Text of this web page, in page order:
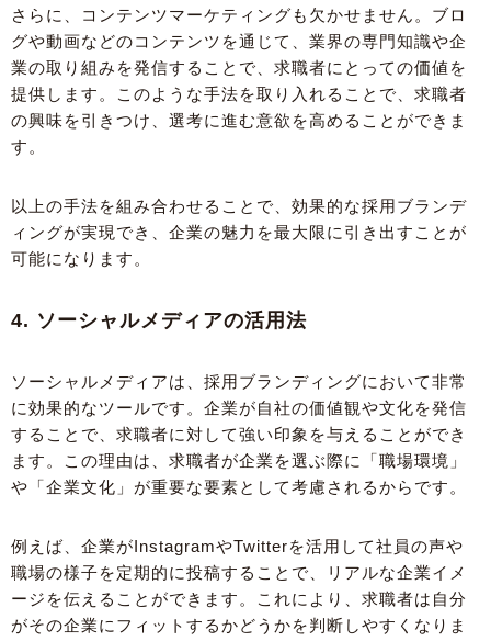
さらに、コンテンツマーケティングも欠かせません。ブロ
グや動画などのコンテンツを通じて、業界の専門知識や企
業の取り組みを発信することで、求職者にとっての価値を
提供します。このような手法を取り入れることで、求職者
の興味を引きつけ、選考に進む意欲を高めることができま
す。
以上の手法を組み合わせることで、効果的な採用ブランデ
ィングが実現でき、企業の魅力を最大限に引き出すことが
可能になります。
4. ソーシャルメディアの活用法
ソーシャルメディアは、採用ブランディングにおいて非常
に効果的なツールです。企業が自社の価値観や文化を発信
することで、求職者に対して強い印象を与えることができ
ます。この理由は、求職者が企業を選ぶ際に「職場環境」
や「企業文化」が重要な要素として考慮されるからです。
例えば、企業がInstagramやTwitterを活用して社員の声や
職場の様子を定期的に投稿することで、リアルな企業イメ
ージを伝えることができます。これにより、求職者は自分
がその企業にフィットするかどうかを判断しやすくなりま